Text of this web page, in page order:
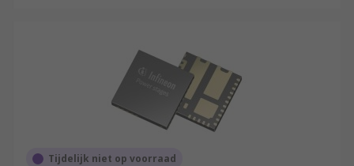
Tijdelijk niet op voorraad